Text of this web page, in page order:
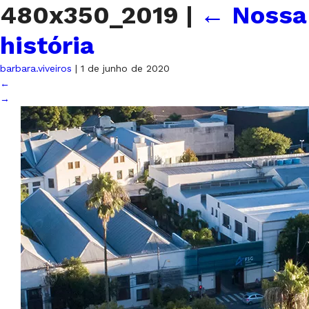
480x350_2019 | ← Nossa
história
barbara.viveiros | 1 de junho de 2020
←
→